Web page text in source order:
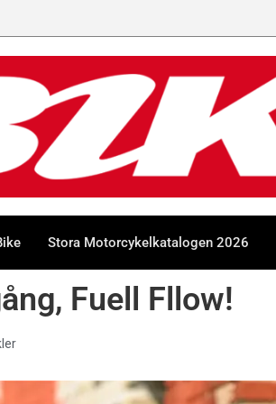
Honda
Stora Motorcykelkatalogen 2026
Fuell Fllow!